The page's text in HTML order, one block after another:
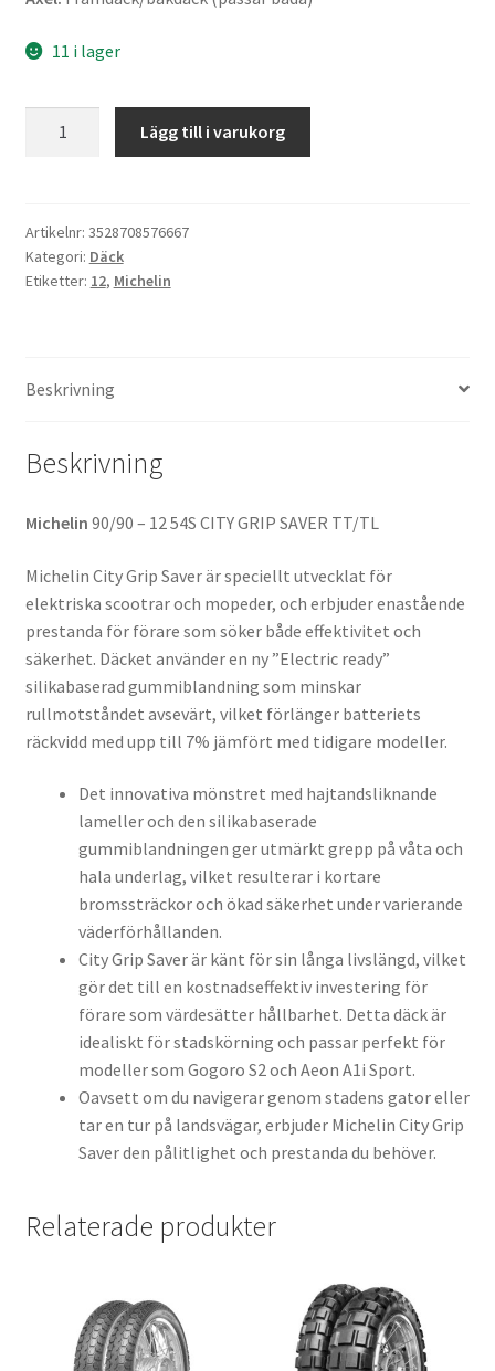
11 i lager
90/90
-
12
mängd
Lägg till i varukorg
Artikelnr: 3528708576667
Kategori: Däck
Etiketter: 12, Michelin
Beskrivning
Beskrivning
Michelin 90/90 – 12 54S CITY GRIP SAVER TT/TL
Michelin City Grip Saver är speciellt utvecklat för
elektriska scootrar och mopeder, och erbjuder enastående
prestanda för förare som söker både effektivitet och
säkerhet. Däcket använder en ny ”Electric ready”
silikabaserad gummiblandning som minskar
rullmotståndet avsevärt, vilket förlänger batteriets
räckvidd med upp till 7% jämfört med tidigare modeller.
Det innovativa mönstret med hajtandsliknande
lameller och den silikabaserade
gummiblandningen ger utmärkt grepp på våta och
hala underlag, vilket resulterar i kortare
bromssträckor och ökad säkerhet under varierande
väderförhållanden.
City Grip Saver är känt för sin långa livslängd, vilket
gör det till en kostnadseffektiv investering för
förare som värdesätter hållbarhet. Detta däck är
idealiskt för stadskörning och passar perfekt för
modeller som Gogoro S2 och Aeon A1i Sport.
Oavsett om du navigerar genom stadens gator eller
tar en tur på landsvägar, erbjuder Michelin City Grip
Saver den pålitlighet och prestanda du behöver.
Relaterade produkter